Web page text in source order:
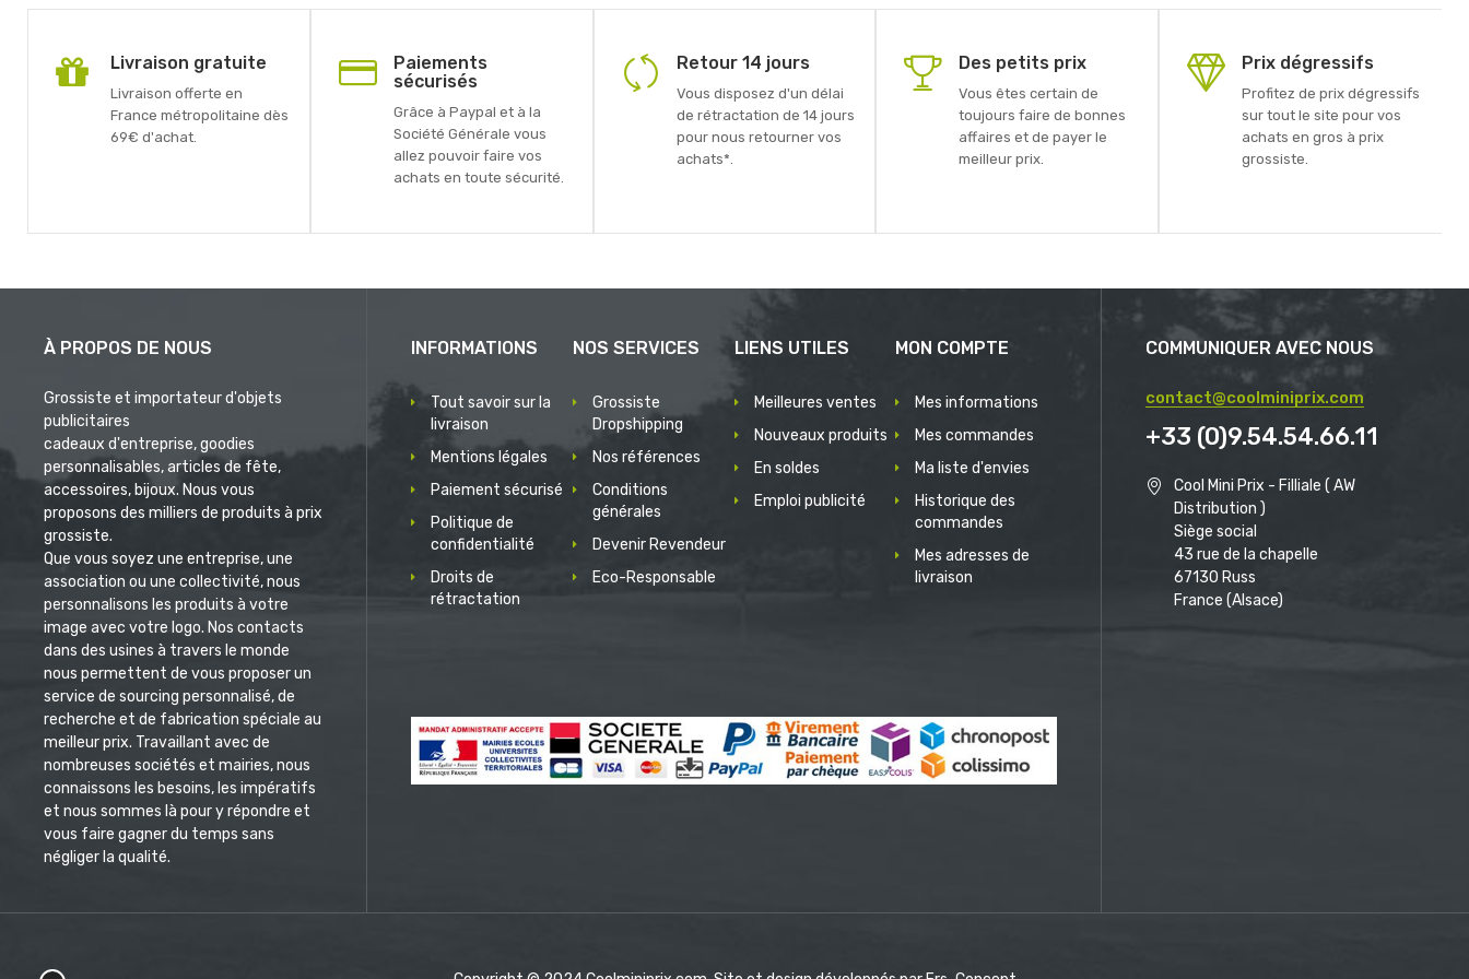
Livraison gratuite
Livraison offerte en
France métropolitaine dès
69€ d'achat.
Paiements
sécurisés
Grâce à Paypal et à la
Société Générale vous
allez pouvoir faire vos
achats en toute sécurité.
Retour 14 jours
Vous disposez d'un délai
de rétractation de 14 jours
pour nous retourner vos
achats*.
Des petits prix
Vous êtes certain de
toujours faire de bonnes
affaires et de payer le
meilleur prix.
Prix dégressifs
Profitez de prix dégressifs
sur tout le site pour vos
achats en gros à prix
grossiste.
À PROPOS DE NOUS
Grossiste et importateur d'objets
publicitaires
cadeaux d'entreprise, goodies
personnalisables, articles de fête,
accessoires, bijoux. Nous vous
proposons des milliers de produits à prix
grossiste.
Que vous soyez une entreprise, une
association ou une collectivité, nous
personnalisons les produits à votre
image avec votre logo. Nos contacts
dans des usines à travers le monde
nous permettent de vous proposer un
service de sourcing personnalisé, de
recherche et de fabrication spéciale au
meilleur prix. Travaillant avec de
nombreuses sociétés et mairies, nous
connaissons les besoins, les impératifs
et nous sommes là pour y répondre et
vous faire gagner du temps sans
négliger la qualité.
COMMUNIQUER AVEC NOUS
contact@coolminiprix.com
+33 (0)9.54.54.66.11
Cool Mini Prix - Filliale ( AW
Distribution )
Siège social
43 rue de la chapelle
67130 Russ
France (Alsace)
INFORMATIONS
Tout savoir sur la
livraison
Mentions légales
Paiement sécurisé
Politique de
confidentialité
Droits de
rétractation
NOS SERVICES
Grossiste
Dropshipping
Nos références
Conditions
générales
Devenir Revendeur
Eco-Responsable
LIENS UTILES
Meilleures ventes
Nouveaux produits
En soldes
Emploi publicité
MON COMPTE
Mes informations
Mes commandes
Ma liste d'envies
Historique des
commandes
Mes adresses de
livraison